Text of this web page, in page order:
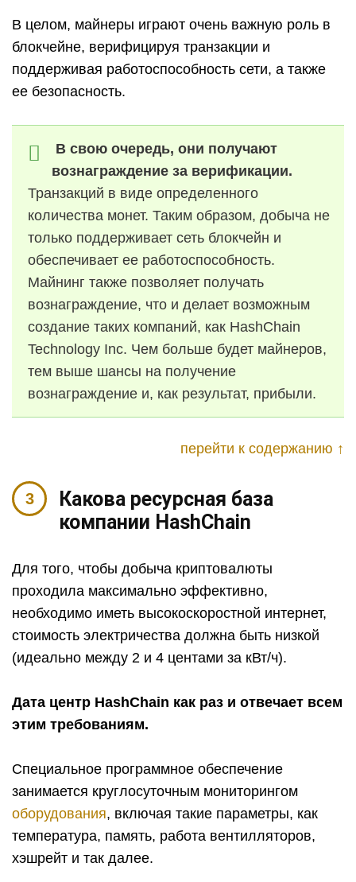
В целом, майнеры играют очень важную роль в
блокчейне, верифицируя транзакции и
поддерживая работоспособность сети, а также
ее безопасность.
В свою очередь, они получают
вознаграждение за верификации.
Транзакций в виде определенного
количества монет. Таким образом, добыча не
только поддерживает сеть блокчейн и
обеспечивает ее работоспособность.
Майнинг также позволяет получать
вознаграждение, что и делает возможным
создание таких компаний, как HashChain
Technology Inc. Чем больше будет майнеров,
тем выше шансы на получение
вознаграждение и, как результат, прибыли.
перейти к содержанию ↑
Какова ресурсная база
компании HashChain
Для того, чтобы добыча криптовалюты
проходила максимально эффективно,
необходимо иметь высокоскоростной интернет,
стоимость электричества должна быть низкой
(идеально между 2 и 4 центами за кВт/ч).
Дата центр HashChain как раз и отвечает всем
этим требованиям.
Специальное программное обеспечение
занимается круглосуточным мониторингом
оборудования, включая такие параметры, как
температура, память, работа вентилляторов,
хэшрейт и так далее.